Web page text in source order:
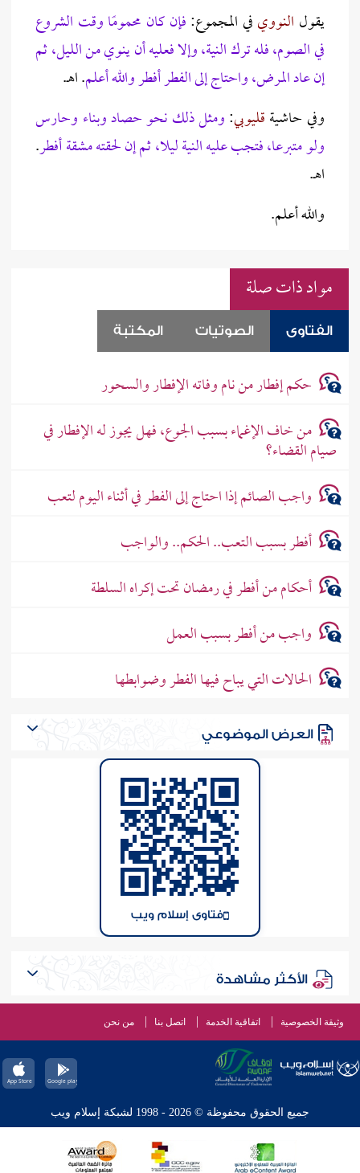
يقول النوويفي المجموع:فإن كان محمومًا وقت الشروع
في الصوم، فله ترك النية، وإلا فعليه أن ينوي من الليل، ثم
إن عاد المرض، واحتاج إلى الفطر أفطر والله أعلم. اهـ.
وفي حاشيةقليوبي:ومثل ذلك نحو حصاد وبناء وحارس
ولو متبرعا، فتجب عليه النية ليلا، ثم إن لحقته مشقة أفطر.
اهـ.
والله أعلم.
مواد ذات صلة
الفتاوى الصوتيات المكتبة
حكم إفطار من نام وفاته الإفطار والسحور
من خاف الإغماء بسبب الجوع، فهل يجوز له الإفطار في
صيام القضاء؟
واجب الصائم إذا احتاج إلى الفطر في أثناء اليوم لتعب
أفطر بسبب التعب.. الحكم.. والواجب
أحكام من أفطر في رمضان تحت إكراه السلطة
واجب من أفطر بسبب العمل
الحالات التي يباح فيها الفطر وضوابطها
العرض الموضوعي
فتاوى إسلام ويب
الأكثر مشاهدة
وثيقة الخصوصية اتفاقية الخدمة اتصل بنا من نحن
جميع الحقوق محفوظة © 2026 - 1998 لشبكة إسلام ويب